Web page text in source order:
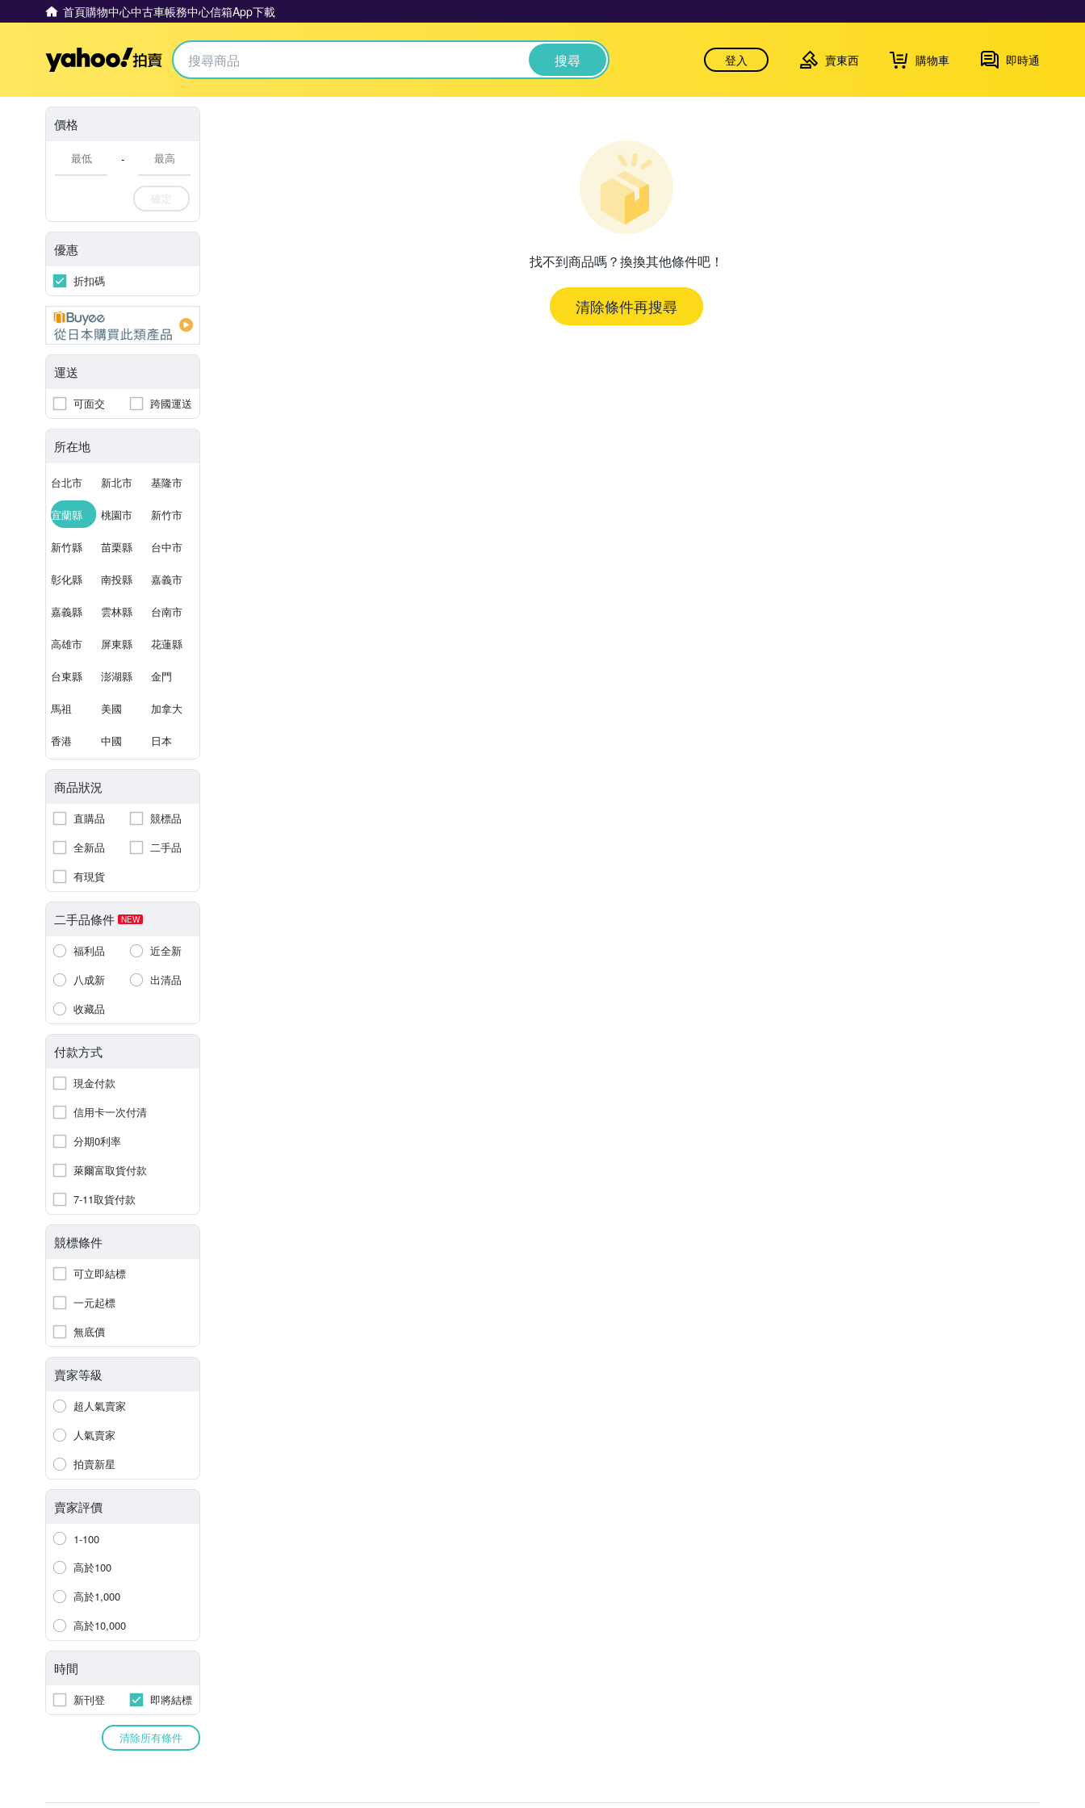
首頁購物中心中古車帳務中心信箱App下載
Yahoo拍賣 搜尋 登入 賣東西 購物車 即時通
價格
-
確定
優惠
折扣碼
運送
可面交 跨國運送
所在地
台北市 新北市 基隆市
宜蘭縣 桃園市 新竹市
新竹縣 苗栗縣 台中市
彰化縣 南投縣 嘉義市
嘉義縣 雲林縣 台南市
高雄市 屏東縣 花蓮縣
台東縣 澎湖縣 金門
馬祖 美國 加拿大
香港 中國 日本
商品狀況
直購品
競標品
全新品
二手品
有現貨
二手品條件 NEW
福利品
近全新
八成新
出清品
收藏品
付款方式
現金付款
信用卡一次付清
分期0利率
萊爾富取貨付款
7-11取貨付款
競標條件
可立即結標
一元起標
無底價
賣家等級
超人氣賣家
人氣賣家
拍賣新星
賣家評價
1-100
高於100
高於1,000
高於10,000
時間
新刊登 即將結標
清除所有條件
找不到商品嗎？換換其他條件吧！
清除條件再搜尋